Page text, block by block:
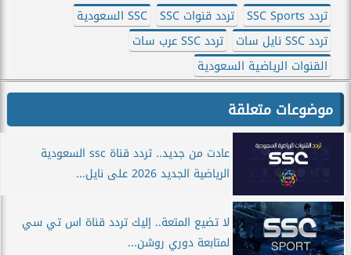
تردد SSC Sports تردد قنوات SSC
SSC السعودية
تردد SSC نايل سات
تردد SSC عرب سات
القنوات الرياضية السعودية
موضوعات متعلقة
عادت من جديد.. تردد قناة ssc السعودية
الرياضية الجديد 2026 على نايل...
لا تضيع المتعة.. إليك تردد قناة اس تي سي
لمتابعة دوري روشن...